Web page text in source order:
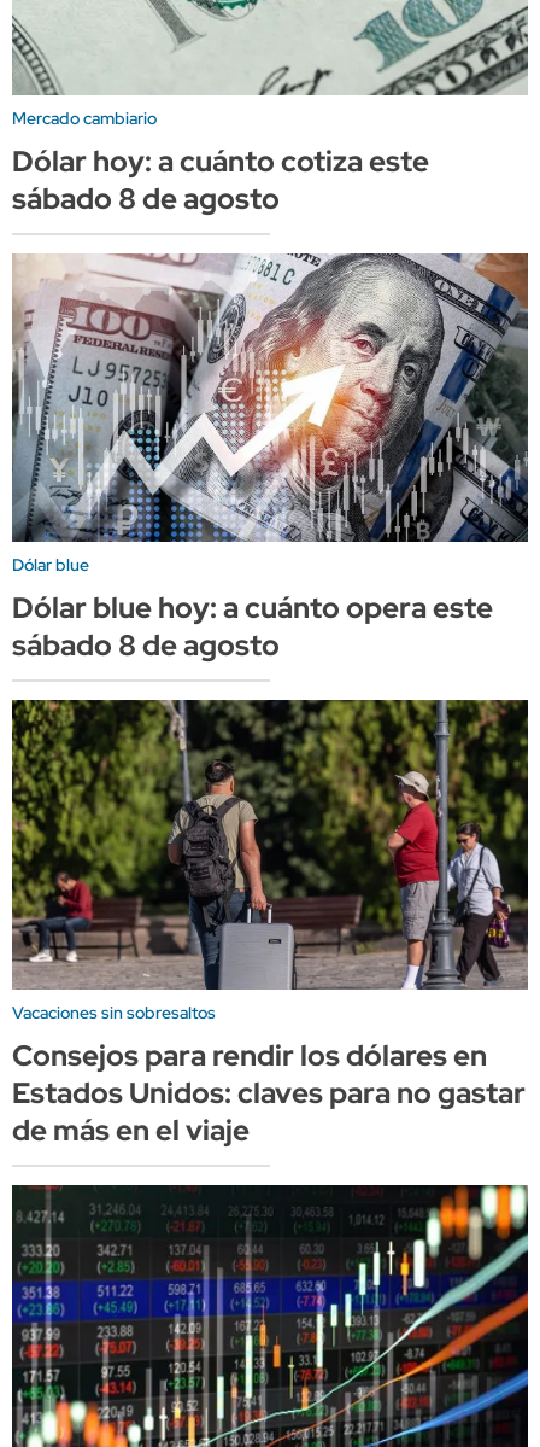
Mercado cambiario
Dólar hoy: a cuánto cotiza este
sábado 8 de agosto
Dólar blue
Dólar blue hoy: a cuánto opera este
sábado 8 de agosto
Vacaciones sin sobresaltos
Consejos para rendir los dólares en
Estados Unidos: claves para no gastar
de más en el viaje